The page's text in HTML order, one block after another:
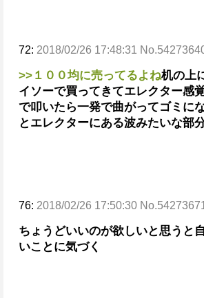
72: 2018/02/26 17:48:31
>>１００均に売ってるよね机の上
イソーで買ってきてエレクター感
で叩いたら一発で曲がってゴミに
とエレクターにある波みたいな部
76: 2018/02/26 17:50:30
ちょうどいいのが欲しいと思うと
いことに気づく